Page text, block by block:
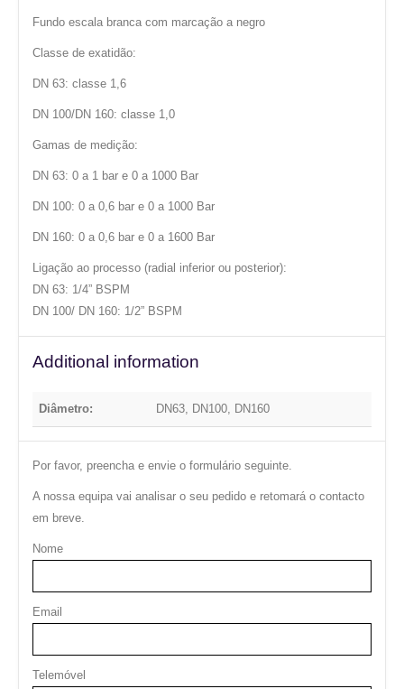
Fundo escala branca com marcação a negro
Classe de exatidão:
DN 63: classe 1,6
DN 100/DN 160: classe 1,0
Gamas de medição:
DN 63: 0 a 1 bar e 0 a 1000 Bar
DN 100: 0 a 0,6 bar e 0 a 1000 Bar
DN 160: 0 a 0,6 bar e 0 a 1600 Bar
Ligação ao processo (radial inferior ou posterior):
DN 63: 1/4” BSPM
DN 100/ DN 160: 1/2” BSPM
Additional information
Diâmetro: DN63, DN100, DN160
Por favor, preencha e envie o formulário seguinte.
A nossa equipa vai analisar o seu pedido e retomará o contacto
em breve.
Nome
Email
Telemóvel